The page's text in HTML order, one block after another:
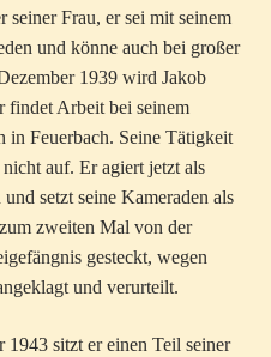
seiner Frau, er sei mit seinem
und könne auch bei großer
1939 wird Jakob
findet Arbeit bei seinem
in Feuerbach. Seine Tätigkeit
auf. Er agiert jetzt als
setzt seine Kameraden als
zweiten Mal von der
gesteckt, wegen
und verurteilt.
1943 sitzt er einen Teil seiner